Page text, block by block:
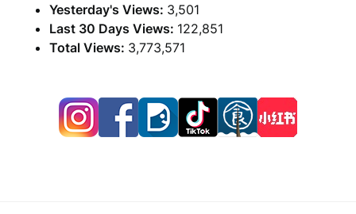
Yesterday's Views: 3,501
Last 30 Days Views: 122,851
Total Views: 3,773,571